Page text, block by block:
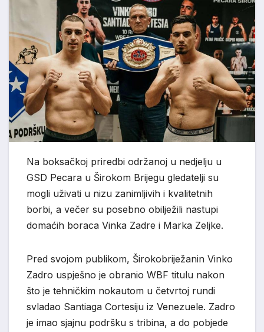
Na boksačkoj priredbi održanoj u nedjelju u
GSD Pecara u Širokom Brijegu gledatelji su
mogli uživati u nizu zanimljivih i kvalitetnih
borbi, a večer su posebno obilježili nastupi
domaćih boraca Vinka Zadre i Marka Zeljke.
Pred svojom publikom, Širokobriježanin Vinko
Zadro uspješno je obranio WBF titulu nakon
što je tehničkim nokautom u četvrtoj rundi
svladao Santiaga Cortesiju iz Venezuele. Zadro
je imao sjajnu podršku s tribina, a do pobjede